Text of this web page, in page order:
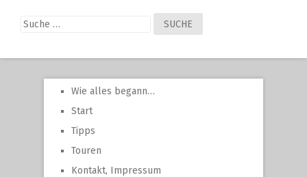
Suche
nach:
Wie alles begann…
Start
Tipps
Touren
Kontakt, Impressum